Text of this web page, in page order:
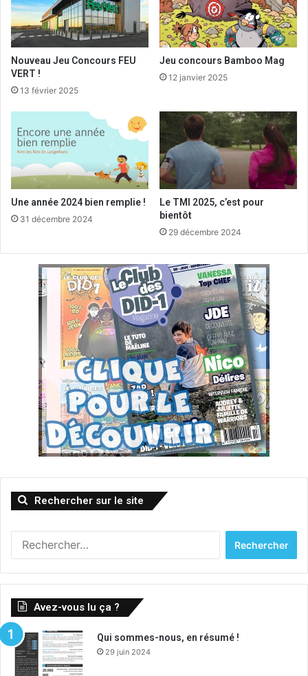
Nouveau Jeu Concours FEU
VERT !
13 février 2025
Jeu concours Bamboo Mag
12 janvier 2025
Une année 2024 bien remplie !
31 décembre 2024
Le TMI 2025, c’est pour
bientôt
29 décembre 2024
Rechercher sur le site
Avez-vous lu ça ?
Qui sommes-nous, en résumé !
29 juin 2024